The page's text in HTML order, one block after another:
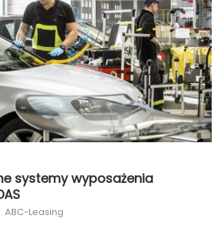
świadczy profesjonalną pomoc w
systemy wyposażenia
Author
ABC-Leasing